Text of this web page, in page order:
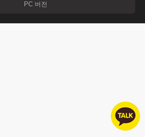
PC 버전